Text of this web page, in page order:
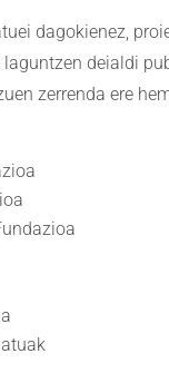
dagokienez,
deialdi
zerrenda ere